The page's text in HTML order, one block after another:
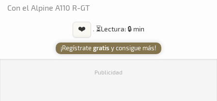
Con el Alpine A110 R-GT
❤️ · ⏳Lectura: 🔒 min
¡Regístrategratis y consigue más!
Publicidad